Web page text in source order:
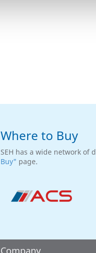
Where to Buy
SEH has a wide network
Buy" page.
Company